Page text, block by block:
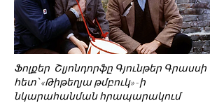
Ֆոլքեր Շլյոնդորֆը Գյունթեր Գրասսի
հետ՝ «Թիթեղյա թմբուկ»-ի
նկարահանման հրապարակում